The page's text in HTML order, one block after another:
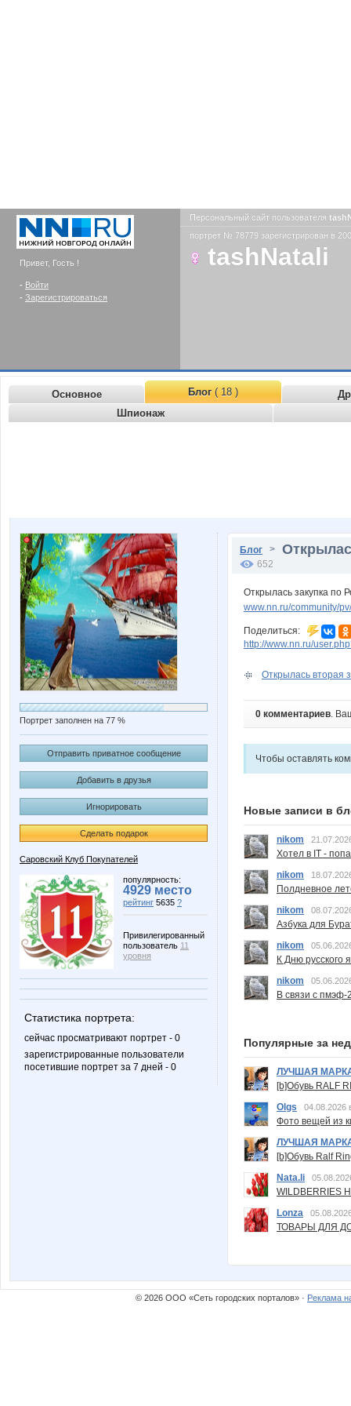
Привет, Гость !
- Войти
- Зарегистрироваться
Персональный сайт пользователя
портрет № 78779 зарегистрирован в
tashNatali
Основное Блог( 18 )
Шпионаж
Портрет заполнен на 77 %
Отправить приватное сообщение
Добавить в друзья
Игнорировать
Сделать подарок
Саровский Клуб Покупателей
популярность:
4929 место
рейтинг 5635 ?
Привилегированный
пользователь 11
уровня
Статистика портрета:
сейчас просматривают портрет - 0
зарегистрированные пользователи
посетившие портрет за 7 дней - 0
Блог >
652
Открылась закупка по
www.nn.ru/community/
Поделиться:
http://www.nn.ru/
Открылась вторая
0 комментариев.
Чтобы оставлять
Новые записи в
nikom
Хотел в IT -
nikom
Полдневное
nikom
Азбука для
nikom
К Дню русского
nikom
В связи с пмэф-
Популярные за
ЛУЧШАЯ
[b]Обувь RALF
Olgs
04.08.2026
Фото вещей из
ЛУЧШАЯ
[b]Обувь Ralf
Nata.li
Lonza
ТОВАРЫ ДЛЯ
© 2026 ООО «Сеть городских порталов» · Реклама